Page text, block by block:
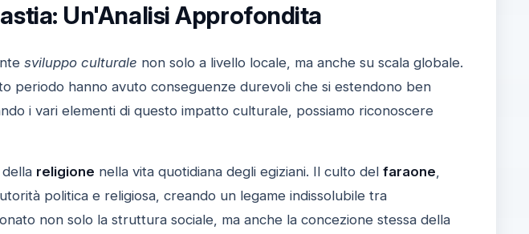
Un'Analisi Approfondita
sviluppo culturale non solo a livello locale, ma anche su scala globale.
periodo hanno avuto conseguenze durevoli che si estendono ben
i vari elementi di questo impatto culturale, possiamo riconoscere
religione nella vita quotidiana degli egiziani. Il culto del faraone
politica e religiosa, creando un legame indissolubile tra
non solo la struttura sociale, ma anche la concezione stessa della